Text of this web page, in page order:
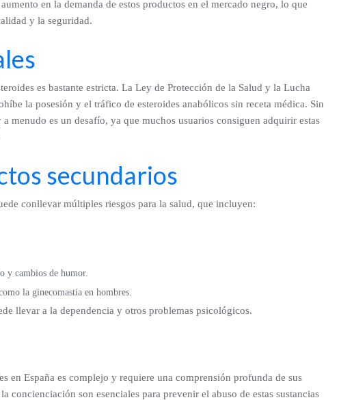
en la demanda de estos productos en el mercado negro, lo que
y la seguridad.
es bastante estricta. La Ley de Protección de la Salud y la Lucha
la posesión y el tráfico de esteroides anabólicos sin receta médica. Sin
menudo es un desafío, ya que muchos usuarios consiguen adquirir estas
secundarios
conllevar múltiples riesgos para la salud, que incluyen:
y cambios de humor.
la ginecomastia en hombres.
llevar a la dependencia y otros problemas psicológicos.
en España es complejo y requiere una comprensión profunda de sus
concienciación son esenciales para prevenir el abuso de estas sustancias